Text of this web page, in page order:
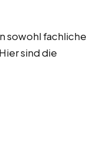
sowohl fachliche
sind die